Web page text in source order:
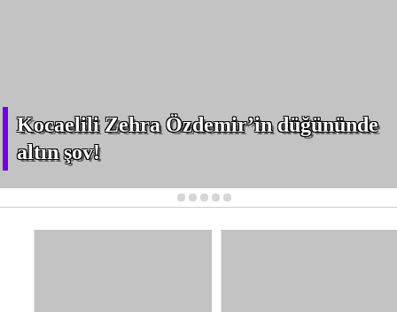
Kocaelili Zehra Özdemir’in düğününde
altın şov!
1 2 3 4 5